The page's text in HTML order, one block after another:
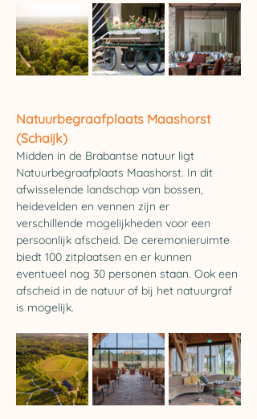
Natuurbegraafplaats Maashorst
(Schaijk)
Midden in de Brabantse natuur ligt
Natuurbegraafplaats Maashorst. In dit
afwisselende landschap van bossen,
heidevelden en vennen zijn er
verschillende mogelijkheden voor een
persoonlijk afscheid. De ceremonieruimte
biedt 100 zitplaatsen en er kunnen
eventueel nog 30 personen staan. Ook een
afscheid in de natuur of bij het natuurgraf
is mogelijk.